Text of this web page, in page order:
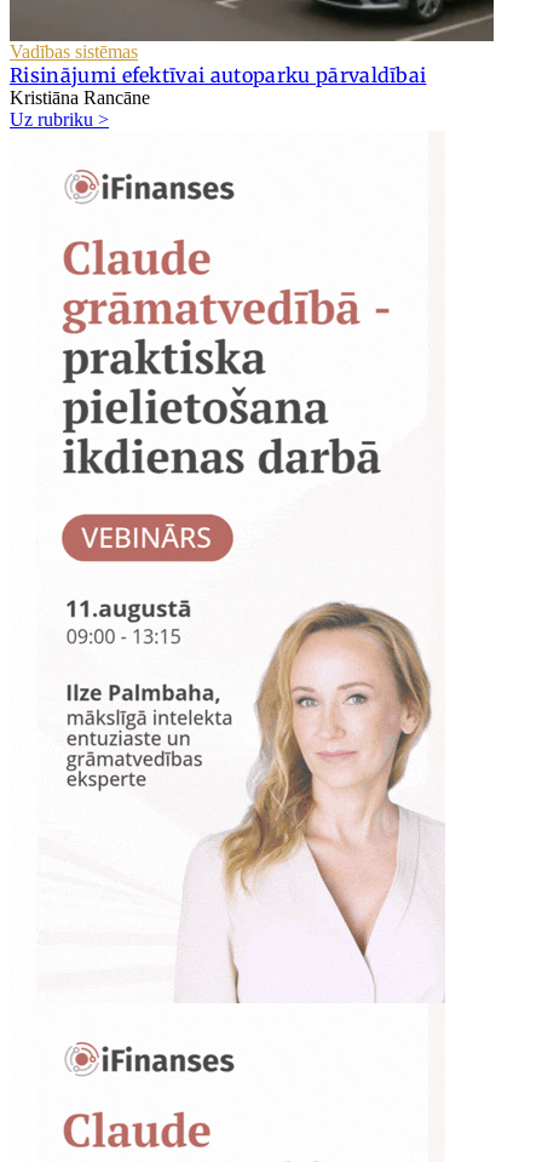
Vadības sistēmas
Risinājumi efektīvai autoparku pārvaldībai
Kristiāna Rancāne
Uz rubriku >